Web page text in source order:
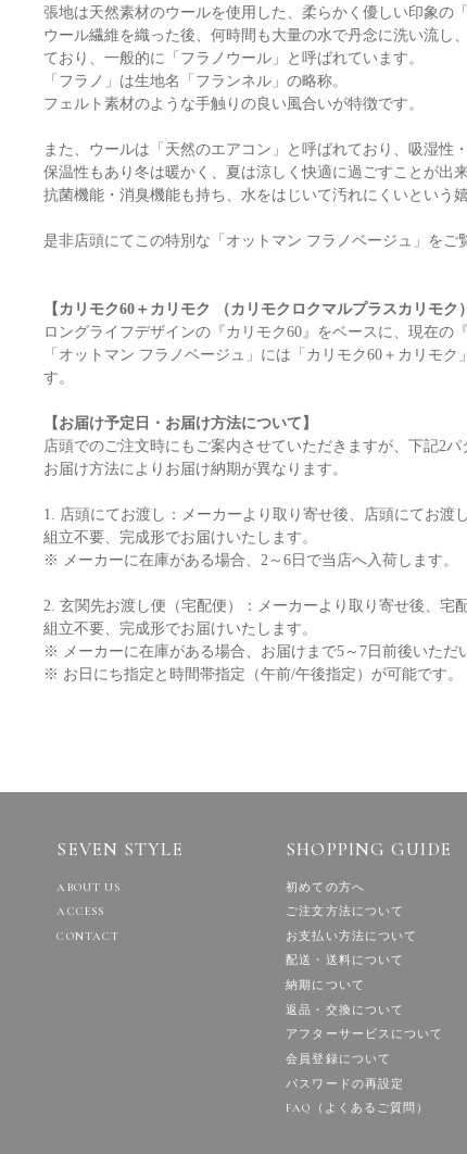
張地は天然素材のウールを使用した、柔らかく優しい印象の
ウール繊維を織った後、何時間も大量の水で丹念に洗い流し
ており、一般的に「フラノウール」と呼ばれています。
「フラノ」は生地名「フランネル」の略称。
フェルト素材のような手触りの良い風合いが特徴です。
また、ウールは「天然のエアコン」と呼ばれており、吸湿性
保温性もあり冬は暖かく、夏は涼しく快適に過ごすことが出来
抗菌機能・消臭機能も持ち、水をはじいて汚れにくいという
是非店頭にてこの特別な「オットマン フラノベージュ」をご
【カリモク60＋カリモク （カリモクロクマルプラスカリモク
ロングライフデザインの『カリモク60』をベースに、現在の
「オットマン フラノベージュ」には「カリモク60＋カリモ
す。
【お届け予定日・お届け方法について】
店頭でのご注文時にもご案内させていただきますが、下記2
お届け方法によりお届け納期が異なります。
1. 店頭にてお渡し：メーカーより取り寄せ後、店頭にてお渡
組立不要、完成形でお届けいたします。
※ メーカーに在庫がある場合、2～6日で当店へ入荷します。
2. 玄関先お渡し便（宅配便）：メーカーより取り寄せ後、宅
組立不要、完成形でお届けいたします。
※ メーカーに在庫がある場合、お届けまで5～7日前後いただ
※ お日にち指定と時間帯指定（午前/午後指定）が可能です。
SEVEN STYLE
ABOUT US
ACCESS
CONTACT
SHOPPING GUIDE
初めての方へ
ご注文方法について
お支払い方法について
配送・送料について
納期について
返品・交換について
アフターサービスについて
会員登録について
パスワードの再設定
FAQ（よくあるご質問）